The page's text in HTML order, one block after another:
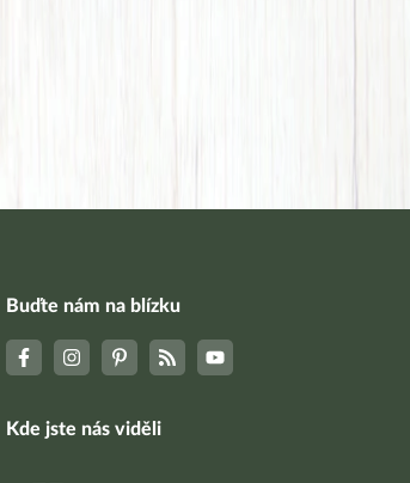
Buďte nám na blízku
Kde jste nás viděli